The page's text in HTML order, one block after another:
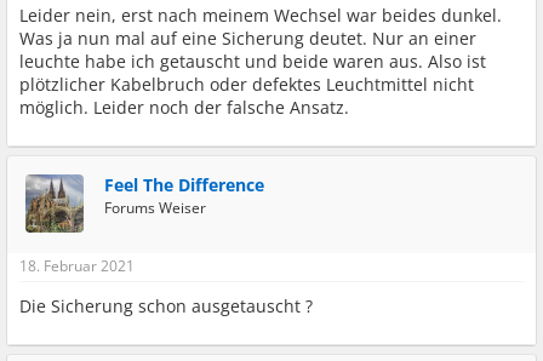
Leider nein, erst nach meinem Wechsel war beides dunkel.
Was ja nun mal auf eine Sicherung deutet. Nur an einer
leuchte habe ich getauscht und beide waren aus. Also ist
plötzlicher Kabelbruch oder defektes Leuchtmittel nicht
möglich. Leider noch der falsche Ansatz.
Feel The Difference
Forums Weiser
18. Februar 2021
Die Sicherung schon ausgetauscht ?